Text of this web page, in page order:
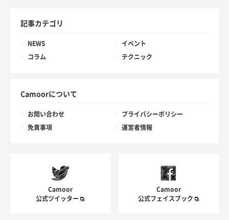
記事カテゴリ
NEWS イベント
コラム テクニック
Camoorについて
お問い合わせ プライバシーポリシー
免責事項 運営者情報
Camoor
公式ツイッター
Camoor
公式フェイスブック